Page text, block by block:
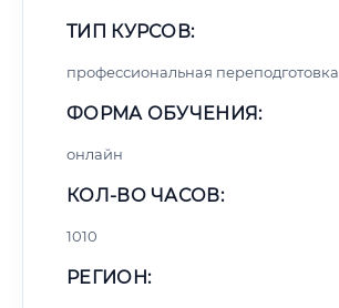
ТИП КУРСОВ:
профессиональная переподготовка
ФОРМА ОБУЧЕНИЯ:
онлайн
КОЛ-ВО ЧАСОВ:
1010
РЕГИОН: